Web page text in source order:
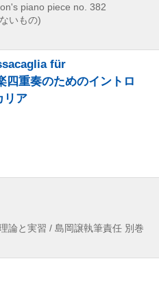
piano piece no. 382
いもの)
für
重奏のためのイントロ
リア
論と実習 / 島岡譲執筆責任 別巻